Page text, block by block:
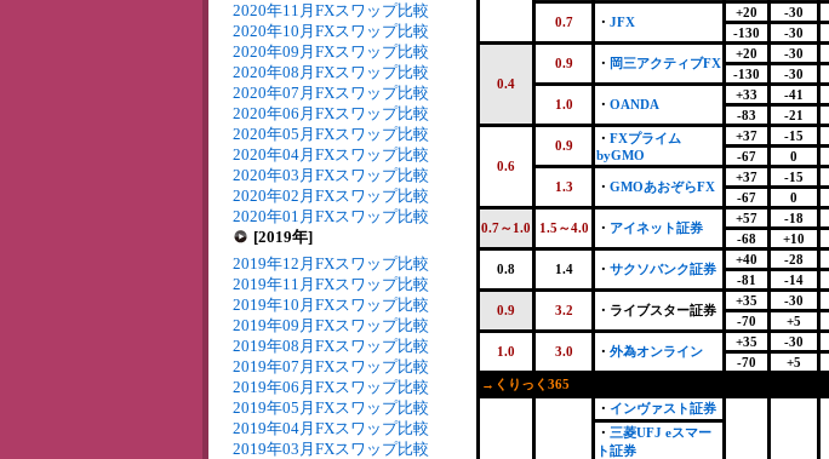
2020年11月FXスワップ比較
2020年10月FXスワップ比較
2020年09月FXスワップ比較
2020年08月FXスワップ比較
2020年07月FXスワップ比較
2020年06月FXスワップ比較
2020年05月FXスワップ比較
2020年04月FXスワップ比較
2020年03月FXスワップ比較
2020年02月FXスワップ比較
2020年01月FXスワップ比較
[2019年]
2019年12月FXスワップ比較
2019年11月FXスワップ比較
2019年10月FXスワップ比較
2019年09月FXスワップ比較
2019年08月FXスワップ比較
2019年07月FXスワップ比較
2019年06月FXスワップ比較
2019年05月FXスワップ比較
2019年04月FXスワップ比較
2019年03月FXスワップ比較
0.7 ・ JFX
+20 -30
-130 -30
0.4
0.9 ・ 岡三アクティブFX
+20 -30
-130 -30
1.0 ・ OANDA
+33 -41
-83 -21
0.6
0.9 ・ FXプライム
byGMO
+37 -15
-67 0
1.3 ・ GMOあおぞらFX
+37 -15
-67 0
0.7～1.0 1.5～4.0 ・ アイネット証券
+57 -18
-68 +10
0.8 1.4 ・ サクソバンク証券
+40 -28
-81 -14
0.9 3.2 ・ライブスター証券
+35 -30
-70 +5
1.0 3.0 ・ 外為オンライン
+35 -30
-70 +5
→くりっく365
・ インヴァスト証券
・ 三菱UFJ eスマー
ト証券